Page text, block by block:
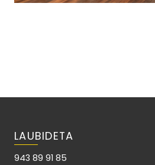
LAUBIDETA
943 89 91 85